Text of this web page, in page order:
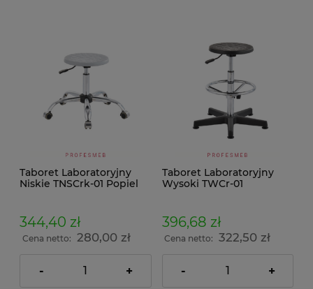
Taboret Laboratoryjny
Niskie TNSCrk-01 Popiel
344,40 zł
Cena netto: 280,00 zł
- +
Taboret Laboratoryjny
Wysoki TWCr-01
396,68 zł
Cena netto: 322,50 zł
- +